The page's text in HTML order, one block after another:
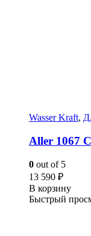
Wasser Kraft,
Aller 1067
0 out of 5
13 590 ₽
В корзину
Быстрый